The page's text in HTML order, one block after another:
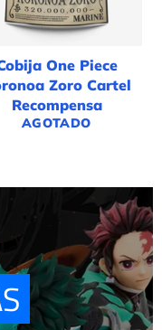
One Piece
Zoro Cartel
Recompensa
AGOTADO